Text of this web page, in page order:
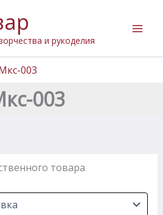
и рукоделия
003
003
товара